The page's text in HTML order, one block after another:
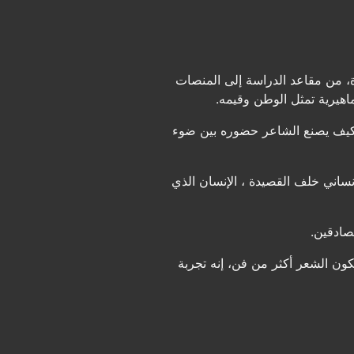
من مقاعد الدراسة إلى المنصات
تمثل الوطن وقيمه.
كيف يصنع الشاعر حضوره بين ضوء
خلف القصيدة ، الإنسان الذي
الشعر أكثر من فن، إنه تجربة